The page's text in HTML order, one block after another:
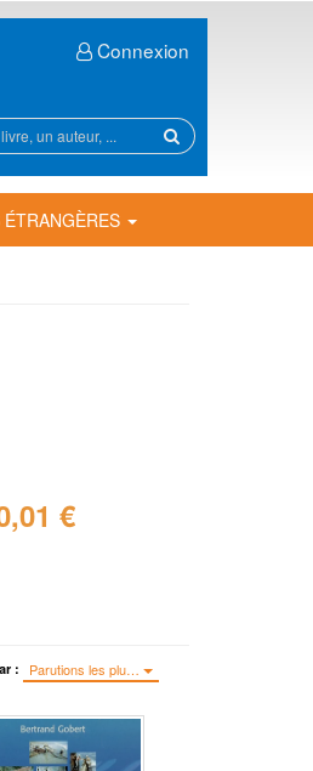
Connexion
sur
site
€
: Parutions les plu…